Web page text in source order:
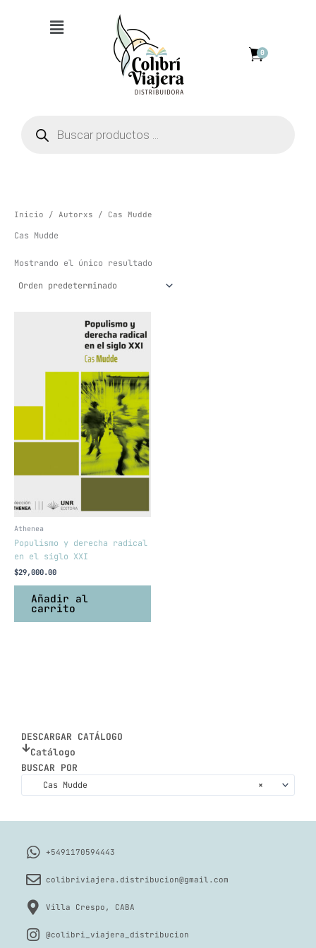
Menú
0
productos
DESCARGAR CATÁLOGO
Catálogo
BUSCAR POR
×
Cas Mudde
Inicio / Autorxs / Cas Mudde
Cas Mudde
Mostrando el único resultado
Athenea
Populismo y derecha radical
en el siglo XXI
$29,000.00
Añadir al
carrito
+5491170594443
colibriviajera.distribucion@gmail.com
Villa Crespo, CABA
@colibri_viajera_distribucion